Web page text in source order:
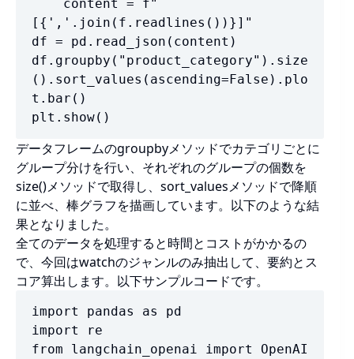
[{','.join(f.readlines())}]"
df = pd.read_json(content)
df.groupby("product_category").size
().sort_values(ascending=False).plo
t.bar()
plt.show()
データフレームのgroupbyメソッドでカテゴリごとに
グループ分けを行い、それぞれのグループの個数を
size()メソッドで取得し、sort_valuesメソッドで降順
に並べ、棒グラフを描画しています。以下のような結
果となりました。
全てのデータを処理すると時間とコストがかかるの
で、今回はwatchのジャンルのみ抽出して、要約とス
コア算出します。以下サンプルコードです。
import pandas as pd
import re
from langchain_openai import OpenAI